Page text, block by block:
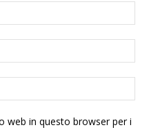
web in questo browser per i